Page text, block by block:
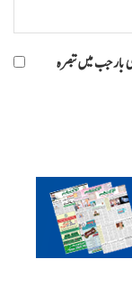
بار جب میں تبصرہ